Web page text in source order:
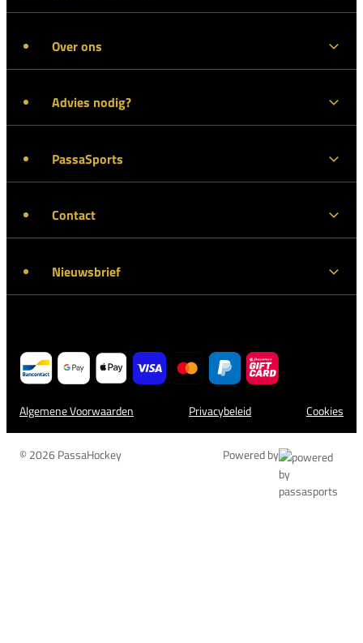
Over ons
Advies nodig?
PassaSports
Contact
Nieuwsbrief
Algemene Voorwaarden Privacybeleid Cookies
© 2026 PassaHockey Powered by